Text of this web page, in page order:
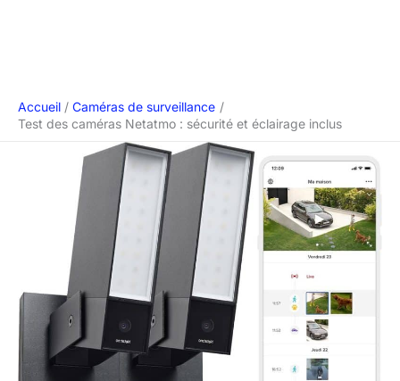
Accueil
Caméras de surveillance
Test des caméras Netatmo : sécurité et éclairage inclus